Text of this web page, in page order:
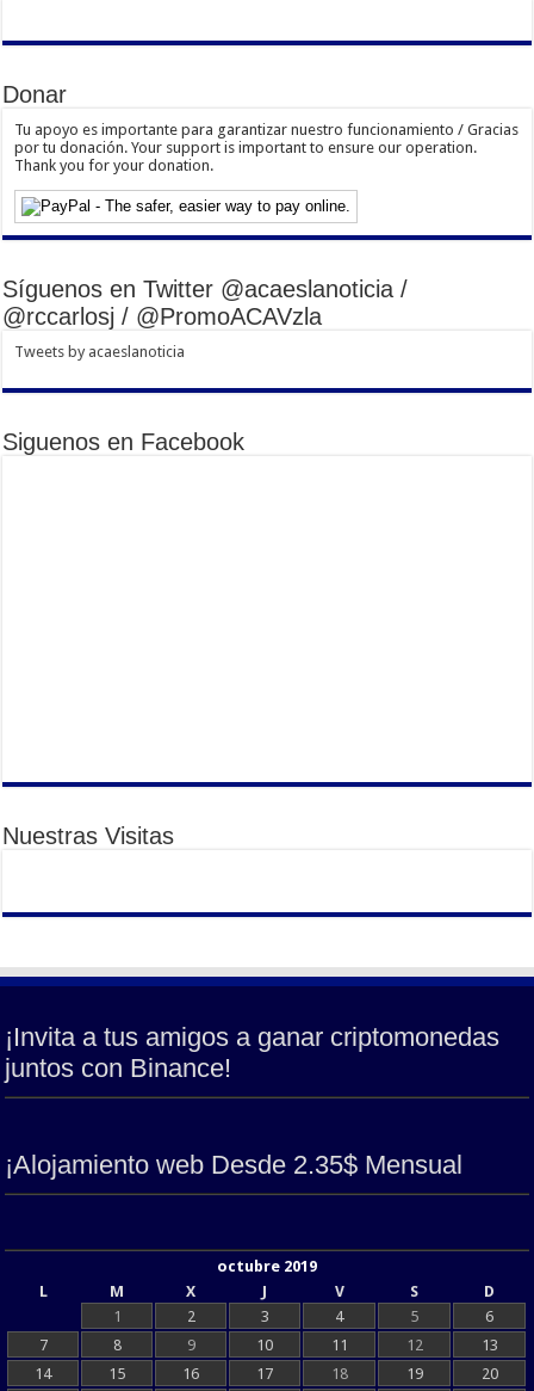
Donar
Tu apoyo es importante para garantizar nuestro funcionamiento / Gracias
por tu donación. Your support is important to ensure our operation.
Thank you for your donation.
Síguenos en Twitter @acaeslanoticia /
@rccarlosj / @PromoACAVzla
Tweets by acaeslanoticia
Siguenos en Facebook
Nuestras Visitas
¡Invita a tus amigos a ganar criptomonedas
juntos con Binance!
¡Alojamiento web Desde 2.35$ Mensual
octubre 2019
L
M X J V S
D
1
2 3 4 5
6
7
8 9 10 11 12
13
14
15 16 17 18 19 20